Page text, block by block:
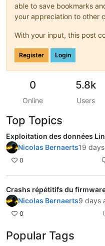
able to save bookmarks
your appreciation to other
With your input, this post
Register Login
0
Online
5.8k
Users
Top Topics
Exploitation des données
Nicolas Bernaerts19
0
Crashs répétitifs du
Nicolas Bernaerts9 days
0
Popular Tags